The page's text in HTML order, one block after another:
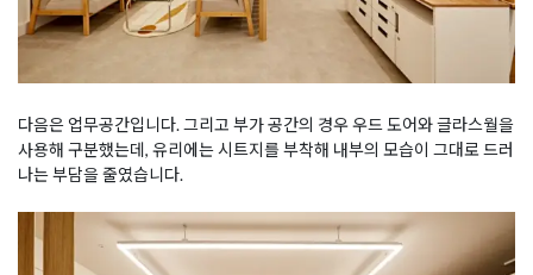
다음은 업무공간입니다. 그리고 부가 공간의 경우 우드 도어와 글라스월을
사용해 구분했는데, 유리에는 시트지를 부착해 내부의 모습이 그대로 드러
나는 부담을 줄였습니다.